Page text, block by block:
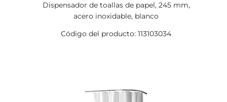
Dispensador de toallas de papel, 245 mm,
acero inoxidable, blanco
Código del producto: 113103034